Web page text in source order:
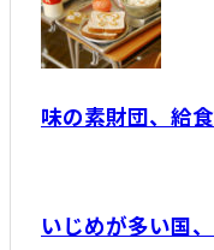
味の素財団、給
いじめが多い国